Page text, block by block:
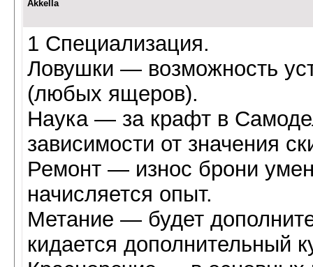
Akkella
1 Специализация.
Ловушки — возможность
(любых ящеров).
Наука — за крафт в
зависимости от значения
Ремонт — износ брони
начисляется опыт.
Метание — будет
кидается дополнительный